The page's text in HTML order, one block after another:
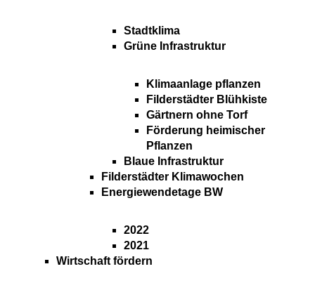
Stadtklima
Grüne Infrastruktur
Klimaanlage pflanzen
Filderstädter Blühkiste
Gärtnern ohne Torf
Förderung heimischer
Pflanzen
Blaue Infrastruktur
Filderstädter Klimawochen
Energiewendetage BW
2022
2021
Wirtschaft fördern